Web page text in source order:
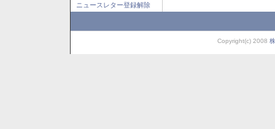
ニュースレター登録解除
Copyright(c) 2008